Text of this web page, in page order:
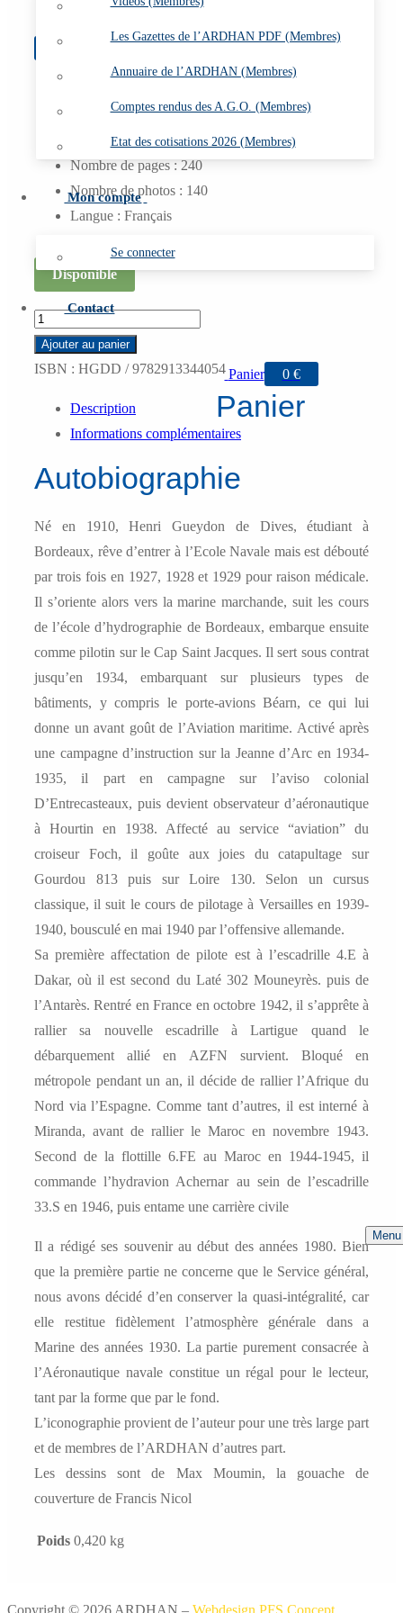
Les Gazettes de l’ARDHAN PDF (Membres)
Annuaire de l’ARDHAN (Membres)
Comptes rendus des A.G.O. (Membres)
Etat des cotisations 2026 (Membres)
Mon compte
Se connecter
Contact
Panier 0 €
Panier
Menu
19
Couverture : cartonnée
Livre relié
Nombre de pages : 240
Nombre de photos : 140
Langue : Français
Disponible
quantité
de
L
d'hydravion...
tout
(1929-
1946)
Ajouter au panier
ISBN : HGDD / 9782913344054
Description
Informations complémentaires
Autobiographie
Né en 1910, Henri Gueydon de Dives, étudiant à
Bordeaux, rêve d’entrer à l’Ecole Navale mais est débouté
par trois fois en 1927, 1928 et 1929 pour raison médicale.
Il s’oriente alors vers la marine marchande, suit les cours
de l’école d’hydrographie de Bordeaux, embarque ensuite
comme pilotin sur le Cap Saint Jacques. Il sert sous contrat
jusqu’en 1934, embarquant sur plusieurs types de
bâtiments, y compris le porte-avions Béarn, ce qui lui
donne un avant goût de l’Aviation maritime. Activé après
une campagne d’instruction sur la Jeanne d’Arc en 1934-
1935, il part en campagne sur l’aviso colonial
D’Entrecasteaux, puis devient observateur d’aéronautique
à Hourtin en 1938. Affecté au service “aviation” du
croiseur Foch, il goûte aux joies du catapultage sur
Gourdou 813 puis sur Loire 130. Selon un cursus
classique, il suit le cours de pilotage à Versailles en 1939-
1940, bousculé en mai 1940 par l’offensive allemande.
Sa première affectation de pilote est à l’escadrille 4.E à
Dakar, où il est second du Laté 302 Mouneyrès. puis de
l’Antarès. Rentré en France en octobre 1942, il s’apprête à
rallier sa nouvelle escadrille à Lartigue quand le
débarquement allié en AZFN survient. Bloqué en
métropole pendant un an, il décide de rallier l’Afrique du
Nord via l’Espagne. Comme tant d’autres, il est interné à
Miranda, avant de rallier le Maroc en novembre 1943.
Second de la flottille 6.FE au Maroc en 1944-1945, il
commande l’hydravion Achernar au sein de l’escadrille
33.S en 1946, puis entame une carrière civile
Il a rédigé ses souvenir au début des années 1980. Bien
que la première partie ne concerne que le Service général,
nous avons décidé d’en conserver la quasi-intégralité, car
elle restitue fidèlement l’atmosphère générale dans a
Marine des années 1930. La partie purement consacrée à
l’Aéronautique navale constitue un régal pour le lecteur,
tant par la forme que par le fond.
L’iconographie provient de l’auteur pour une très large part
et de membres de l’ARDHAN d’autres part.
Les dessins sont de Max Moumin, la gouache de
couverture de Francis Nicol
Poids 0,420 kg
Copyright © 2026 ARDHAN – Webdesign PFS Concept